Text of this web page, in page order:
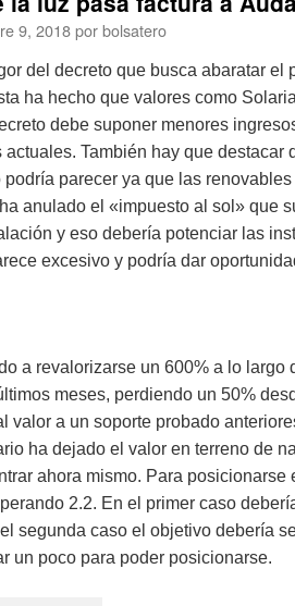
9, 2018porbolsatero
del decreto que busca abaratar
ha hecho que valores como
debe suponer menores
actuales. También hay que destacar
podría parecer ya que las
anulado el «impuesto al sol» que
y eso debería potenciar las
excesivo y podría dar
a revalorizarse un 600% a lo largo
meses, perdiendo un 50%
valor a un soporte probado
ha dejado el valor en terreno de
ahora mismo. Para
2.2. En el primer caso
segunda caso el objetivo debería
un poco para poder posicionarse.